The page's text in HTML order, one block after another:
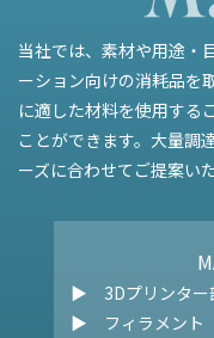
当社では、素材や用途・
ーション向けの消耗品を
に適した材料を使用する
ことができます。大量調
ーズに合わせてご提案い
▶︎ 3Dプリンター
▶︎ フィラメント